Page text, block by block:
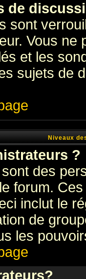
de
sont
Vous
et les
sujets de
Niveaux
?
des
forum.
inclut le
de
les